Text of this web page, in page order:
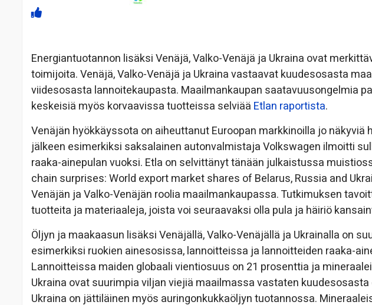
Energiantuotannon lisäksi Venäjä, Valko-Venäjä ja Ukraina ovat
toimijoita. Venäjä, Valko-Venäjä ja Ukraina vastaavat kuudesosasta
viidesosasta lannoitekaupasta. Maailmankaupan saatavuusongelmia
keskeisiä myös korvaavissa tuotteissa selviää Etlan raportista.
Venäjän hyökkäyssota on aiheuttanut Euroopan markkinoilla jo näkyviä
jälkeen esimerkiksi saksalainen autonvalmistaja Volkswagen ilmoitti
raaka-ainepulan vuoksi. Etla on selvittänyt tänään julkaistussa
chain surprises: World export market shares of Belarus, Russia and
Venäjän ja Valko-Venäjän roolia maailmankaupassa. Tutkimuksen
tuotteita ja materiaaleja, joista voi seuraavaksi olla pula ja häiriö
Öljyn ja maakaasun lisäksi Venäjällä, Valko-Venäjällä ja Ukrainalla on
esimerkiksi ruokien ainesosissa, lannoitteissa ja lannoitteiden raaka-
Lannoitteissa maiden globaali vientiosuus on 21 prosenttia ja
Ukraina ovat suurimpia viljan viejiä maailmassa vastaten
Ukraina on jättiläinen myös auringonkukkaöljyn tuotannossa.